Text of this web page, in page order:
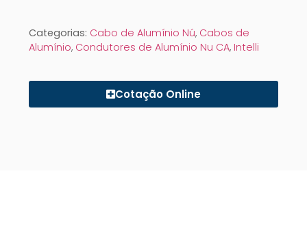
Categorias: Cabo de Alumínio Nú, Cabos de
Alumínio, Condutores de Alumínio Nu CA, Intelli
Cotação Online